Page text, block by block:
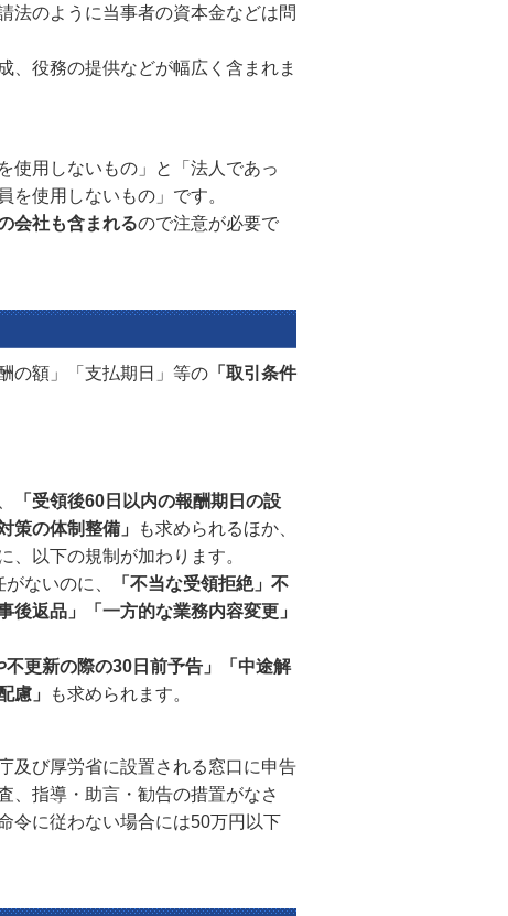
法のように当事者の資本金などは問
、役務の提供などが幅広く含まれま
使用しないもの」と「法人であっ
を使用しないもの」です。
会社も含まれるので注意が必要で
の額」「支払期日」等の 「取引条件
「受領後60日以内の報酬期日の設
策の体制整備」
も求められるほか、
、以下の規制が加わります。
ないのに、
「不当な受領拒絶」不
返品」「一方的な業務内容変更」
不更新の際の30日前予告」「中途解
慮」
も求められます。
及び厚労省に設置される窓口に申告
、指導・助言・勧告の措置がなさ
令に従わない場合には50万円以下